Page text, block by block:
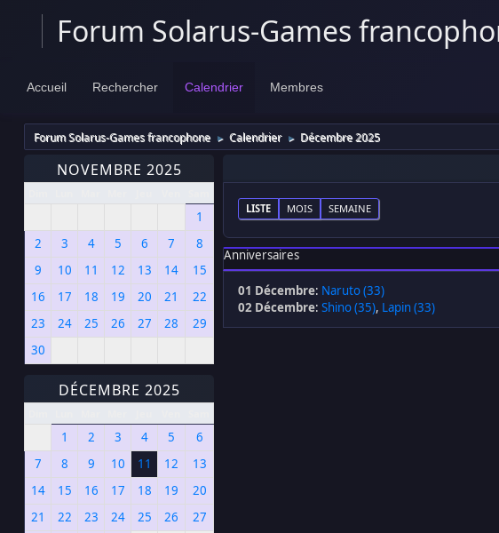
Forum Solarus-Games
Accueil Rechercher Calendrier Membres
Forum Solarus-Games francophone ► Calendrier ► Décembre 2025
NOVEMBRE 2025
1
2
3 4 5 6 7
8
9
10 11 12 13 14
15
16
17 18 19 20 21
22
23
24 25 26 27 28
29
30
DÉCEMBRE 2025
1 2 3 4 5
6
7
8 9 10 11 12
13
14
15 16 17 18 19
20
21
22 23 24 25 26
27
LISTE MOIS SEMAINE
Anniversaires
01 Décembre: Naruto (33)
02 Décembre: Shino (35), Lapin (33)